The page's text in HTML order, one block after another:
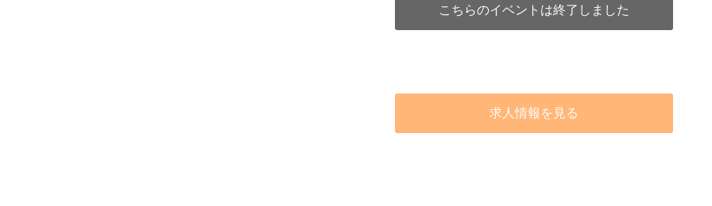
こちらのイベントは終了しました
求人情報を見る